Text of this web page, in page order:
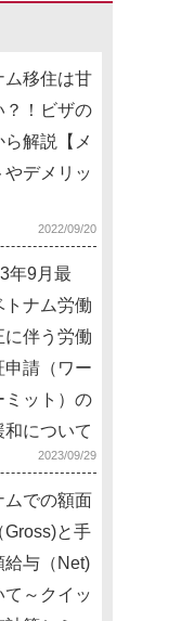
ム移住は甘
？！ビザの
ら解説【メ
やデメリッ
2022/09/20
年9月最
トナム労働
に伴う労働
申請（ワー
ミット）の
和について
2023/09/29
ムでの額面
Gross)と手
給与（Net)
て～クイッ